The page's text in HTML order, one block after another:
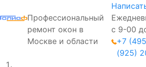
Профессиональный
ремонт окон в
Москве и области
с 9-00
+7
(925)